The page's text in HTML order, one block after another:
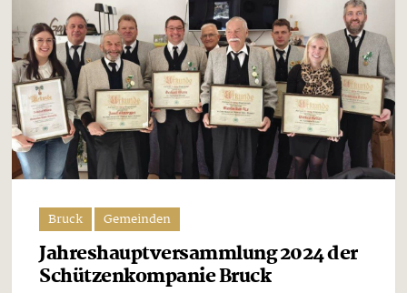
Bruck Gemeinden
Jahreshauptversammlung 2024 der
Schützenkompanie Bruck